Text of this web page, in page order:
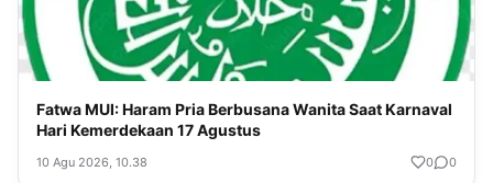
Fatwa MUI: Haram Pria Berbusana Wanita Saat Karnaval
Hari Kemerdekaan 17 Agustus
10 Agu 2026, 10.38 0 0